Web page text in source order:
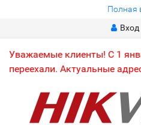
Полная
Вход
Уважаемые клиенты! С 1
переехали. Актуальные